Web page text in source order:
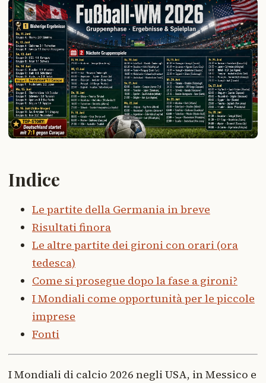
Indice
Le partite della Germania in breve
Risultati finora
Le altre partite dei gironi con orari (ora
tedesca)
Come si prosegue dopo la fase a gironi?
I Mondiali come opportunità per le piccole
imprese
Fonti
I Mondiali di calcio 2026 negli USA, in Messico e